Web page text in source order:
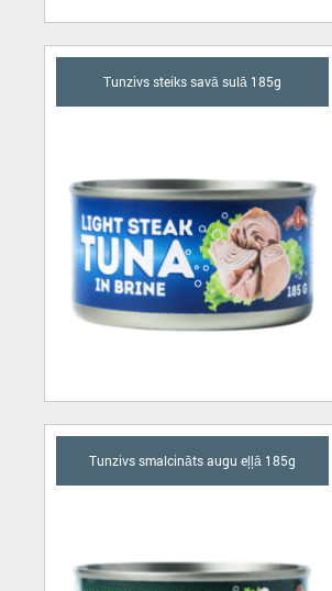
Tunzivs steiks savā sulā 185g
Tunzivs smalcināts augu eļļā 185g